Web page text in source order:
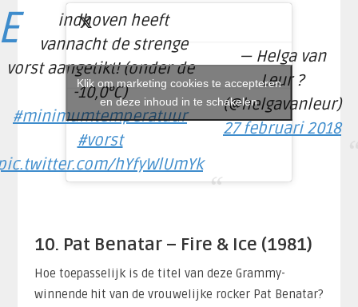
indhoven heeft
vannacht de strenge
vorst aangetikt! (onder de
-10,0°C)
#minimumtemperatuur
#vorst
hYfyWlUmYk
— Helga van
Leur ?
(@helgavanleur)
27 februari 2018
Klik om marketing cookies te accepteren
en deze inhoud in te schakelen
10. Pat Benatar – Fire & Ice (1981)
Hoe toepasselijk is de titel van deze Grammy-
winnende hit van de vrouwelijke rocker Pat Benatar?